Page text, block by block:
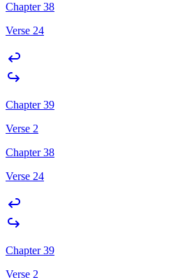
Chapter 38
Verse 24
Chapter 39
Verse 2
Chapter 38
Verse 24
Chapter 39
Verse 2